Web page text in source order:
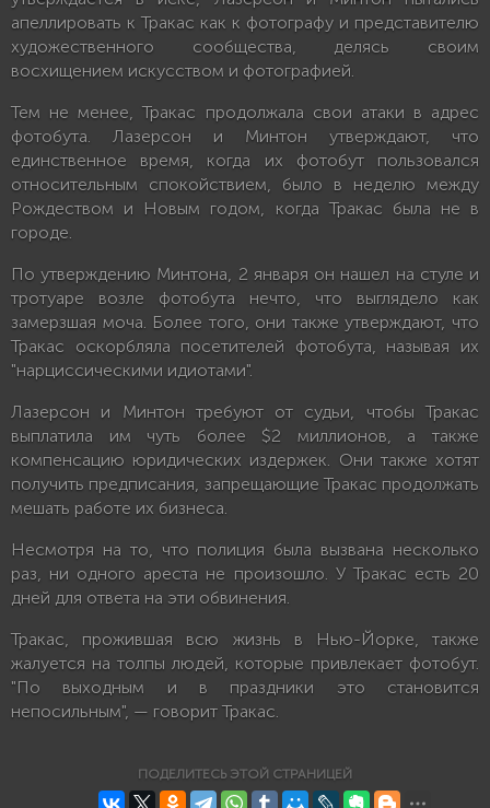
апеллировать к Тракас как к фотографу и представителю
художественного сообщества, делясь своим
восхищением искусством и фотографией.
Тем не менее, Тракас продолжала свои атаки в адрес
фотобута. Лазерсон и Минтон утверждают, что
единственное время, когда их фотобут пользовался
относительным спокойствием, было в неделю между
Рождеством и Новым годом, когда Тракас была не в
городе.
По утверждению Минтона, 2 января он нашел на стуле и
тротуаре возле фотобута нечто, что выглядело как
замерзшая моча. Более того, они также утверждают, что
Тракас оскорбляла посетителей фотобута, называя их
"нарциссическими идиотами".
Лазерсон и Минтон требуют от судьи, чтобы Тракас
выплатила им чуть более $2 миллионов, а также
компенсацию юридических издержек. Они также хотят
получить предписания, запрещающие Тракас продолжать
мешать работе их бизнеса.
Несмотря на то, что полиция была вызвана несколько
раз, ни одного ареста не произошло. У Тракас есть 20
дней для ответа на эти обвинения.
Тракас, прожившая всю жизнь в Нью-Йорке, также
жалуется на толпы людей, которые привлекает фотобут.
"По выходным и в праздники это становится
непосильным", — говорит Тракас.
ПОДЕЛИТЕСЬ ЭТОЙ СТРАНИЦЕЙ